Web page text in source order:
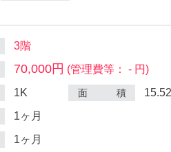
3階
70,000円 (管理費等： - 円)
1K 面 積
1ヶ月
1ヶ月